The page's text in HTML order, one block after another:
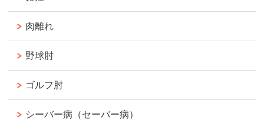
肉離れ
野球肘
ゴルフ肘
シーバー病（セーバー病）